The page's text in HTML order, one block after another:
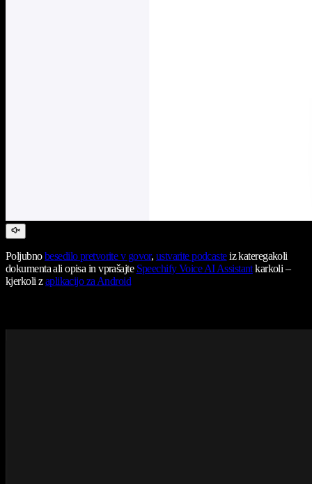
Poljubnobesedilo pretvorite v govor, ustvarite podcasteiz kateregakoli
dokumenta ali opisa in vprašajte Speechify Voice AI Assistantkarkoli –
kjerkoli zaplikacijo za Android